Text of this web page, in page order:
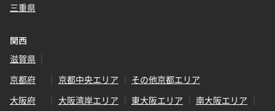
三重県
関西
滋賀県
京都府
京都中央エリア
その他京都エリア
大阪府
大阪湾岸エリア 東大阪エリア
南大阪エリア